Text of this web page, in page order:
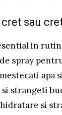
sau
in
spray
apa
strangeti
si